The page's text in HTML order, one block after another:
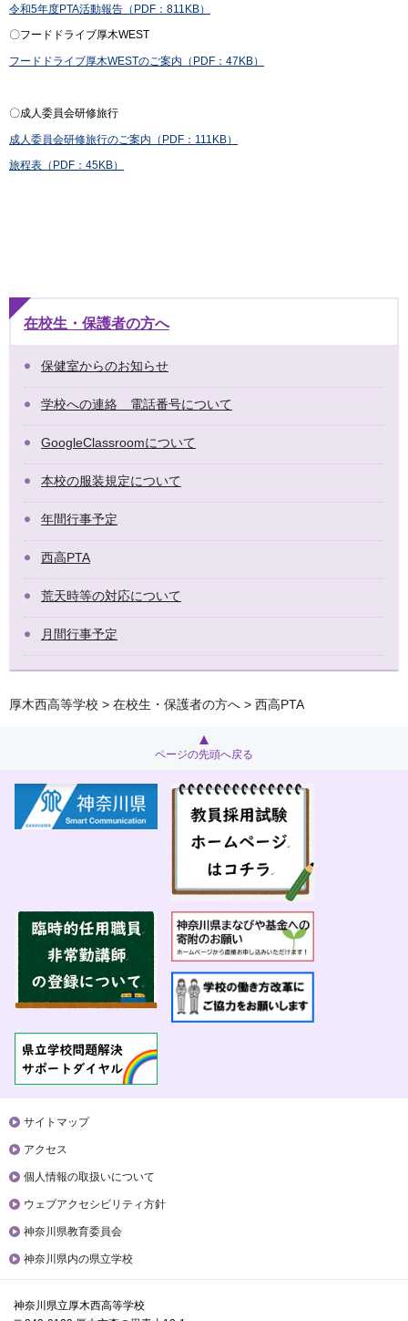
令和5年度PTA活動報告（PDF：811KB）
〇フードドライブ厚木WEST
フードドライブ厚木WESTのご案内（PDF：47KB）
〇成人委員会研修旅行
成人委員会研修旅行のご案内（PDF：111KB）
旅程表（PDF：45KB）
在校生・保護者の方へ
保健室からのお知らせ
学校への連絡 電話番号について
GoogleClassroomについて
本校の服装規定について
年間行事予定
西高PTA
荒天時等の対応について
月間行事予定
厚木西高等学校 > 在校生・保護者の方へ > 西高PTA
ページの先頭へ戻る
サイトマップ
アクセス
個人情報の取扱いについて
ウェブアクセシビリティ方針
神奈川県教育委員会
神奈川県内の県立学校
神奈川県立厚木西高等学校